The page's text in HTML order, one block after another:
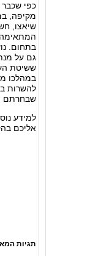
כפי שכבר
מקיפה,
שיאצו,
המתאימה
בתחום.
גם על
ששיטת
במהלכו
להשרות
שבחרתם
למידע
אליכם
תגיות